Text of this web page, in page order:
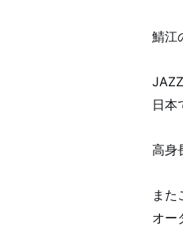
鯖江
日本
高身
また
オー